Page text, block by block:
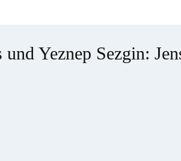
Yeznep Sezgin: